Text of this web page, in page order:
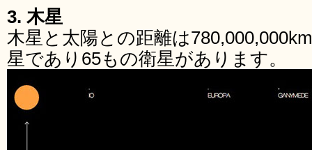
3. 木星
木星と太陽との距離は
星であり65もの衛星があります。